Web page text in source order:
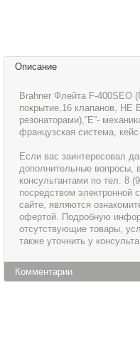
Описание
Brahner Флейта F-
покрытие,16 клапанов,
резонаторами),”E”-
французская система, кейс
Если вас заинтересовал
дополнительные вопросы,
консультантами по тел. 8
посредством электронной
сайте, являются
офертой. Подробную
отсутствующие товары,
также уточнить у
Комментарии